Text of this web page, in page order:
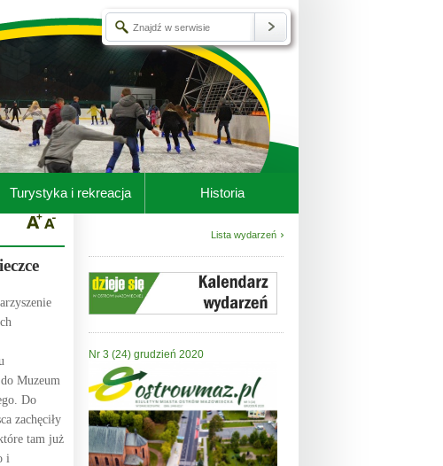
Turystyka i rekreacja Historia
Muzeum
Do
zachęciły
tam już
i
Lista wydarzeń
Nr 3 (24) grudzień 2020